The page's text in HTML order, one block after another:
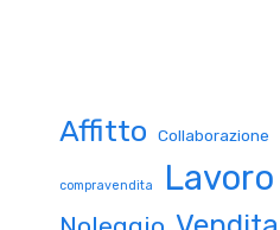
Affitto Collaborazione
compravendita Lavoro